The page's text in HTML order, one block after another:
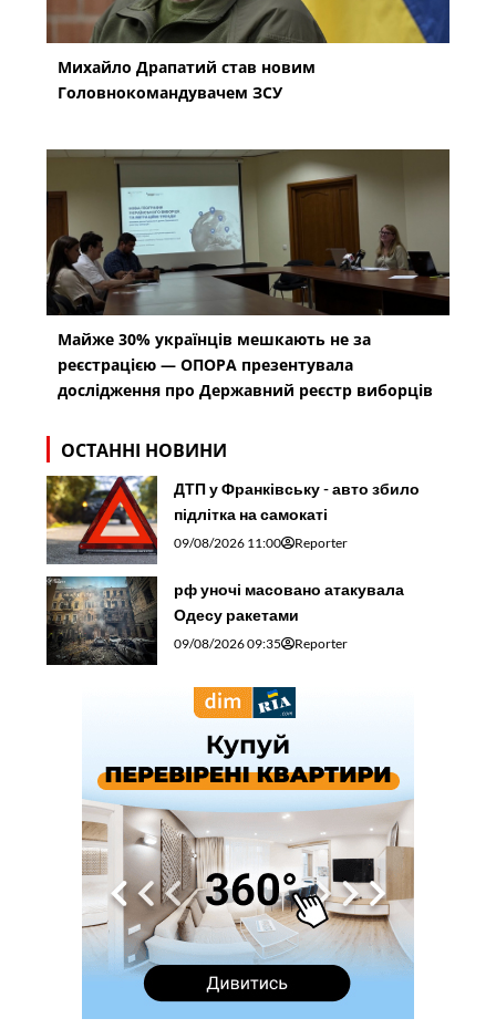
Михайло Драпатий став новим
Головнокомандувачем ЗСУ
Майже 30% українців мешкають не за
реєстрацією — ОПОРА презентувала
дослідження про Державний реєстр виборців
ОСТАННІ НОВИНИ
ДТП у Франківську - авто збило
підлітка на самокаті
09/08/2026 11:00 Reporter
рф уночі масовано атакувала
Одесу ракетами
09/08/2026 09:35 Reporter